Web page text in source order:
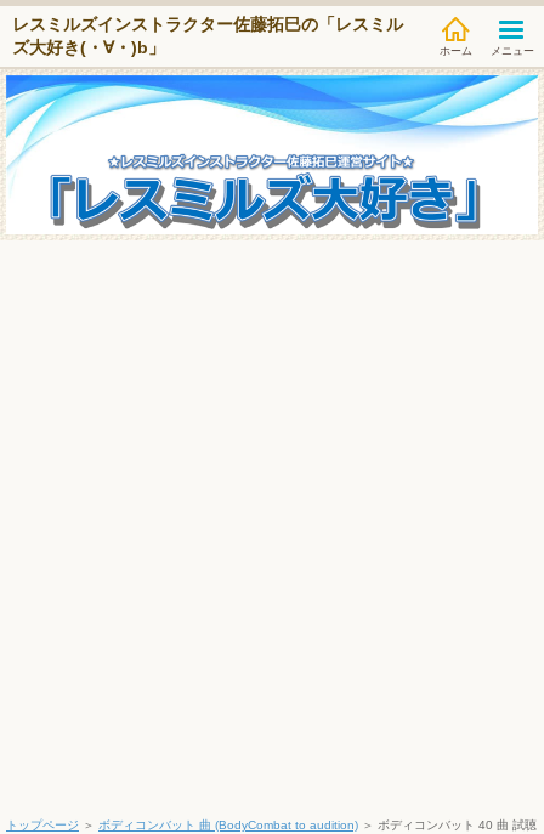
レスミルズインストラクター佐藤拓巳の「レスミル
ズ大好き(・∀・)b」
メニュー
トップページ ＞ ボディコンバット 曲 (BodyCombat to audition) ＞ ボディコンバット 40 曲 試聴